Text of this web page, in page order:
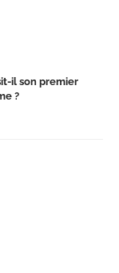
il son premier
?